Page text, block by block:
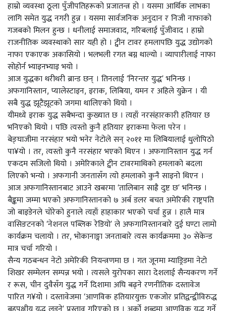
हाम्रो व्यवस्था ठूला पुँजीपतिहरूको प्रजातन्त्र हो । यसमा आर्थिक लाभका
लागि समेत युद्ध नगरी हुन्न । यसमा सार्वजनिक अनुदान र निजी नाफाको
गजबको मिलन हुन्छ । धनीलाई समाजवाद, गरिबलाई पुँजीवाद । हाम्रो
राजनीतिक व्यवस्थाको सार यही हो । ट्वीन टावर हमलापछि युद्ध उद्योगको
नाफा एकाएक अकासियो । भलभली रगत बग्न थाल्यो । व्यापारीलाई नाफा
सोहोर्न भ्याइनभ्याइ भयो ।
आज युद्धका थरीथरी ब्रान्ड छन् । तिनलाई ‘निरन्तर युद्ध’ भनिन्छ ।
अफगानिस्तान, प्यालेस्टाइन, इराक, लिबिया, यमन र अहिले युक्रेन । यी
सबै युद्ध झूटैझूटको जगमा थालिएको थियो ।
यीमध्ये इराक युद्ध सबैभन्दा कुख्यात छ । त्यहाँ नरसंहारकारी हतियार छ
भनिएको थियो । पछि त्यस्तो कुनै हतियार इराकमा फेला परेन ।
बेङ्घाजीमा नरसंहार भयो भनेर नेटोले सन् २०११ मा लिबियालाई धुलोपिठो
पा¥यो । तर, त्यस्तो कुनै नरसंहार भएको थिएन । अफगानिस्तान युद्ध गर्न
एकदम सजिलो थियो । अमेरिकाले ट्वीन टावरमाथिको हमलाको बदला
लिएको भन्यो । अफगानी जनतासँग त्यो हमलाको कुनै साइनो थिएन ।
आज अफगानिस्तानबाट आउने खबरमा ‘तालिबान साह्रै दुष्ट छ’ भनिन्छ ।
बैङ्कमा जम्मा भएको अफगानिस्तानको ७ अर्ब डलर बचत अमेरिकी राष्ट्रपति
जो बाइडेनले चोरेको हुनाले त्यहाँ हाहाकार भएको चर्चा हुन्न । हालै मात्र
वासिङटनको ‘नेशनल पब्लिक रेडियो’ ले अफगानिस्तानबारे दुई घण्टा लामो
कार्यक्रम चलायो । तर, भोकानाङ्गा जनताबारे त्यस कार्यक्रममा ३० सेकेन्ड
मात्र चर्चा गरियो ।
सैन्य गठबन्धन नेटो अमेरिकी नियन्त्रणमा छ । गत जूनमा म्याड्रिडमा नेटो
शिखर सम्मेलन सम्पन्न भयो । त्यसले युरोपका सारा देशलाई सैन्यकरण गर्ने
र रूस, चीन दुवैसँग युद्ध गर्ने दिशामा अघि बढ्ने रणनीतिक दस्तावेज
पारित ग¥यो । दस्तावेजमा ‘आणविक हतियारयुक्त एकजोर प्रतिद्वन्द्वीविरुद्ध
बहुपक्षीय युद्ध लड्ने’ प्रस्ताव गरिएको छ । अर्को शब्दमा आणविक युद्ध गर्ने